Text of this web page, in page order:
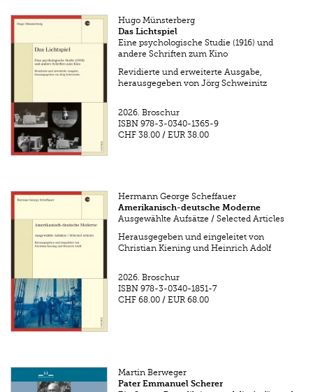
Hugo Münsterberg
Das Lichtspiel
Eine psychologische Studie (1916) und
andere Schriften zum Kino
Revidierte und erweiterte Ausgabe,
herausgegeben von Jörg Schweinitz
2026. Broschur
ISBN 978-3-0340-1365-9
CHF 38.00 /EUR 38.00
Hermann George Scheffauer
Amerikanisch-deutsche Moderne
Ausgewählte Aufsätze / Selected Articles
Herausgegeben und eingeleitet von
Christian Kiening und Heinrich Adolf
2026. Broschur
ISBN 978-3-0340-1851-7
CHF 68.00 /EUR 68.00
Martin Berweger
Pater Emmanuel Scherer